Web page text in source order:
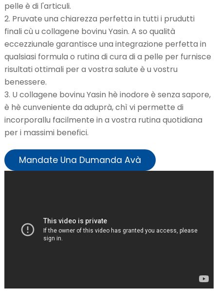
pelle è di l'articuli.
2. Pruvate una chiarezza perfetta in tutti i prudutti
finali cù u collagene bovinu Yasin. A so qualità
eccezziunale garantisce una integrazione perfetta in
qualsiasi formula o rutina di cura di a pelle per furnisce
risultati ottimali per a vostra salute è u vostru
benessere.
3. U collagene bovinu Yasin hè inodore è senza sapore,
è hè cunveniente da aduprà, chì vi permette di
incorporallu facilmente in a vostra rutina quotidiana
per i massimi benefici.
Mandate Una Dumanda Avà